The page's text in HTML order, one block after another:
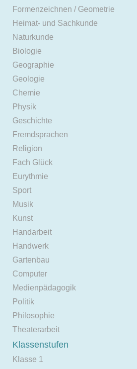
Formenzeichnen / Geometrie
Heimat- und Sachkunde
Naturkunde
Biologie
Geographie
Geologie
Chemie
Physik
Geschichte
Fremdsprachen
Religion
Fach Glück
Eurythmie
Sport
Musik
Kunst
Handarbeit
Handwerk
Gartenbau
Computer
Medienpädagogik
Politik
Philosophie
Theaterarbeit
Klassenstufen
Klasse 1